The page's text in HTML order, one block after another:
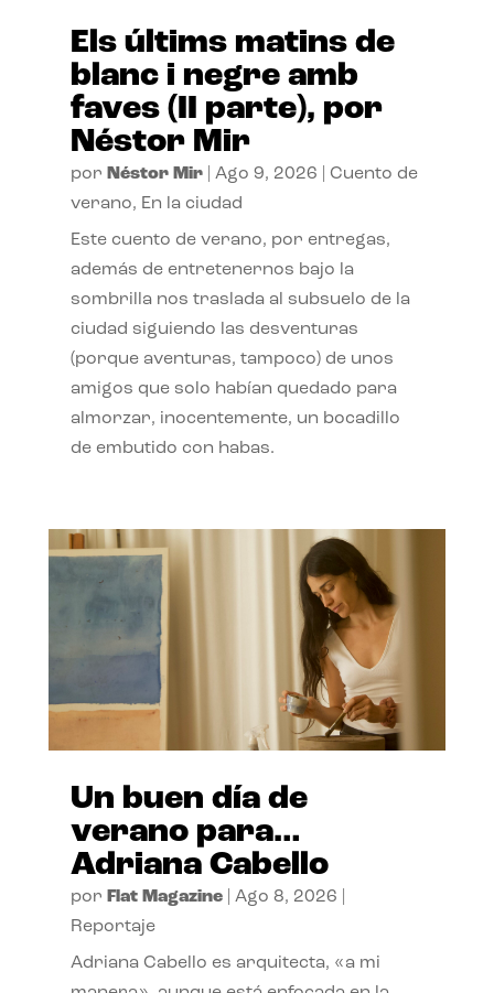
Els últims matins de
blanc i negre amb
faves (II parte), por
Néstor Mir
por Néstor Mir| Ago 9, 2026
Cuento de
verano, En la ciudad
Este cuento de verano, por entregas,
además de entretenernos bajo la
sombrilla nos traslada al subsuelo de la
ciudad siguiendo las desventuras
(porque aventuras, tampoco) de unos
amigos que solo habían quedado para
almorzar, inocentemente, un bocadillo
de embutido con habas.
Un buen día de
verano para…
Adriana Cabello
por Flat Magazine| Ago 8, 2026
Reportaje
Adriana Cabello es arquitecta, «a mi